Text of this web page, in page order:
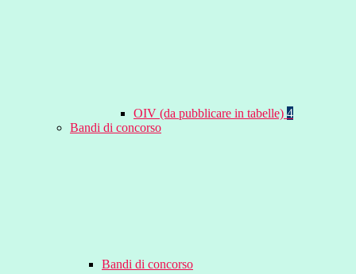
OIV (da pubblicare in tabelle) 4
Bandi di concorso
Bandi di concorso